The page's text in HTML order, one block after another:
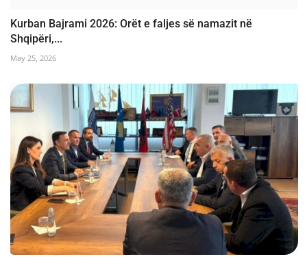
Kurban Bajrami 2026: Orët e faljes së namazit në
Shqipëri,...
May 25, 2026